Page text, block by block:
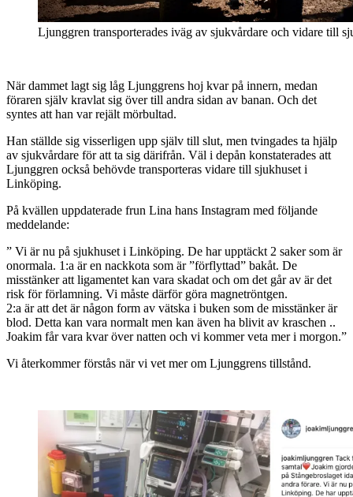
Ljunggren transporterades iväg av sjukvårdare och vidare till
När dammet lagt sig låg Ljunggrens hoj kvar på innern, medan
föraren själv kravlat sig över till andra sidan av banan. Och det
syntes att han var rejält mörbultad.
Han ställde sig visserligen upp själv till slut, men tvingades ta hjälp
av sjukvårdare för att ta sig därifrån. Väl i depån konstaterades att
Ljunggren också behövde transporteras vidare till sjukhuset i
Linköping.
På kvällen uppdaterade frun Lina hans Instagram med följande
meddelande:
” Vi är nu på sjukhuset i Linköping. De har upptäckt 2 saker som är
onormala. 1:a är en nackkota som är ”förflyttad” bakåt. De
misstänker att ligamentet kan vara skadat och om det går av är det
risk för förlamning. Vi måste därför göra magnetröntgen.
2:a är att det är någon form av vätska i buken som de misstänker är
blod. Detta kan vara normalt men kan även ha blivit av kraschen ..
Joakim får vara kvar över natten och vi kommer veta mer i morgon.”
Vi återkommer förstås när vi vet mer om Ljunggrens tillstånd.